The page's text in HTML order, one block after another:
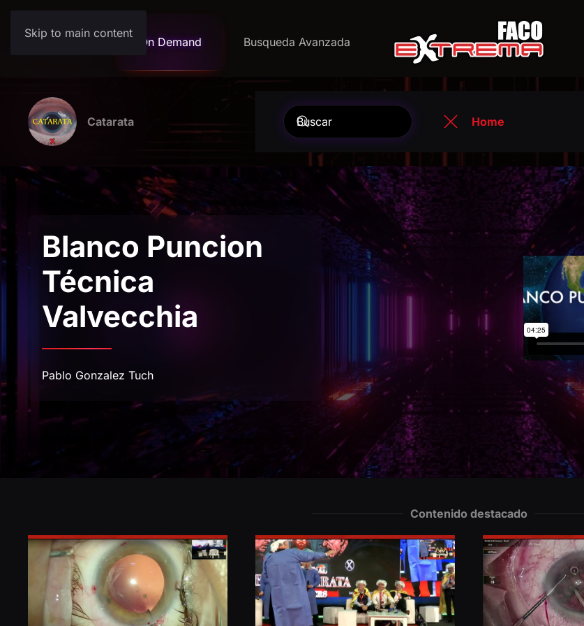
Skip to main content
On Demand Busqueda Avanzada
Catarata Home
Blanco Puncion
Técnica
Valvecchia
Pablo Gonzalez Tuch
Contenido destacado